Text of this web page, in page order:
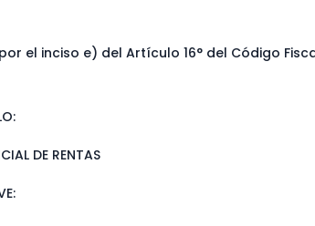
el inciso e) del Artículo 16° del Código
DE RENTAS